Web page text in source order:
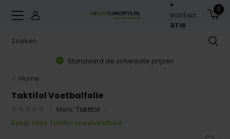
Incl.Excl.
BTW
0
Standaard de scherpste prijzen
Home
Taktifol Voetbalfolie
Merk:Taktifol
Bekijk alles Taktifol speelveldfolie